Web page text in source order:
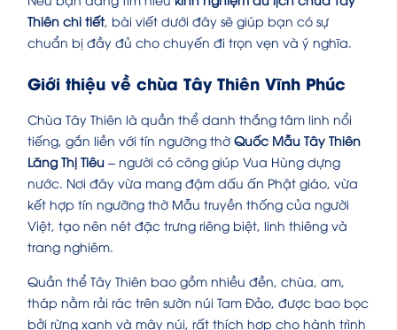
Thiên chi tiết, bài viết dưới đây sẽ giúp bạn có sự
chuẩn bị đầy đủ cho chuyến đi trọn vẹn và ý nghĩa.
Giới thiệu về chùa Tây Thiên Vĩnh Phúc
Chùa Tây Thiên là quần thể danh thắng tâm linh nổi
tiếng, gắn liền với tín ngưỡng thờ Quốc Mẫu Tây Thiên
Lăng Thị Tiêu – người có công giúp Vua Hùng dựng
nước. Nơi đây vừa mang đậm dấu ấn Phật giáo, vừa
kết hợp tín ngưỡng thờ Mẫu truyền thống của người
Việt, tạo nên nét đặc trưng riêng biệt, linh thiêng và
trang nghiêm.
Quần thể Tây Thiên bao gồm nhiều đền, chùa, am,
tháp nằm rải rác trên sườn núi Tam Đảo, được bao bọc
bởi rừng xanh và mây núi, rất thích hợp cho hành trình